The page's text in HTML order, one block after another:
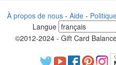
À propos de nous - Aide -
Langue
©2012-2024 - Gift Card